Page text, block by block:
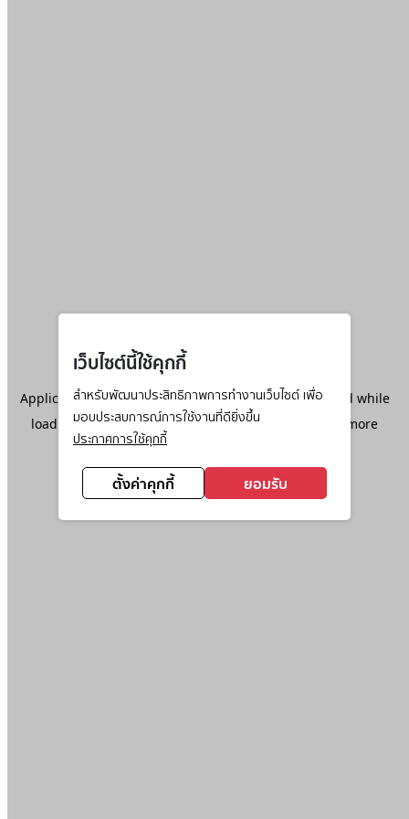
เว็บไซต์นี้ใช้คุกกี้
สำหรับพัฒนาประสิทธิภาพการทำงานเว็บไซต์ เพื่อ
มอบประสบการณ์การใช้งานที่ดียิ่งขึ้น
ประกาศการใช้คุกกี้
ตั้งค่าคุกกี้ ยอมรับ
Application error: aclient-side exception has occurred while
loadingwww.ktc.co.th(see the browser console
for more
information).